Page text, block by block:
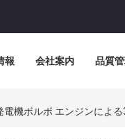
報 会社案内 品質
機ボルボ エンジンによる